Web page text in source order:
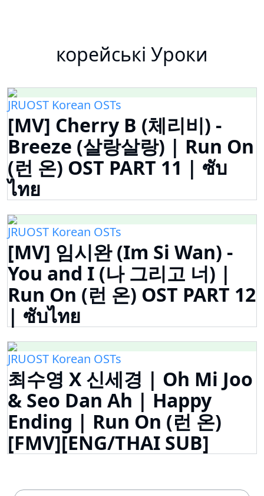
корейські Уроки
JRUOST Korean OSTs
[MV] Cherry B (체리비) -
Breeze (살랑살랑) | Run On
(런 온) OST PART 11 | ซับ
ไทย
JRUOST Korean OSTs
[MV] 임시완 (Im Si Wan) -
You and I (나 그리고 너) |
Run On (런 온) OST PART 12
| ซับไทย
JRUOST Korean OSTs
최수영 X 신세경 | Oh Mi Joo
& Seo Dan Ah | Happy
Ending | Run On (런 온)
[FMV][ENG/THAI SUB]